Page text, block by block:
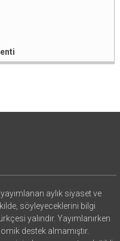
aylık siyaset ve
söyleyeceklerini bilgi
yalındır. Yayımlanırken
destek almamıştır.